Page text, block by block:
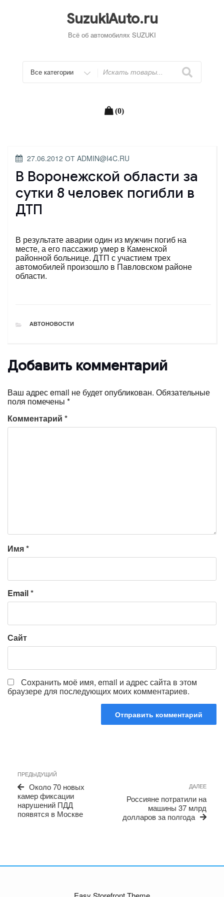
SuzukiAuto.ru
Всё об автомобилях SUZUKI
Искать
(0)
ОПУБЛИКОВАНО
27.06.2012 ОТ ADMIN@I4C.RU
В Воронежской области за
сутки 8 человек погибли в
ДТП
В результате аварии один из мужчин погиб на
месте, а его пассажир умер в Каменской
районной больнице. ДТП с участием трех
автомобилей произошло в Павловском районе
области.
РУБРИКИ
АВТОНОВОСТИ
Добавить комментарий
Ваш адрес email не будет опубликован. Обязательные
поля помечены *
Комментарий *
Имя*
Email*
Сайт
Сохранить моё имя, email и адрес сайта в этом
браузере для последующих моих комментариев.
по
записям
Предыдущая
запись
ПРЕДЫДУЩИЙ
Около 70 новых
камер фиксации
нарушений ПДД
появятся в Москве
ДАЛЕЕ
Россияне потратили на
машины 37 млрд
долларов за полгода